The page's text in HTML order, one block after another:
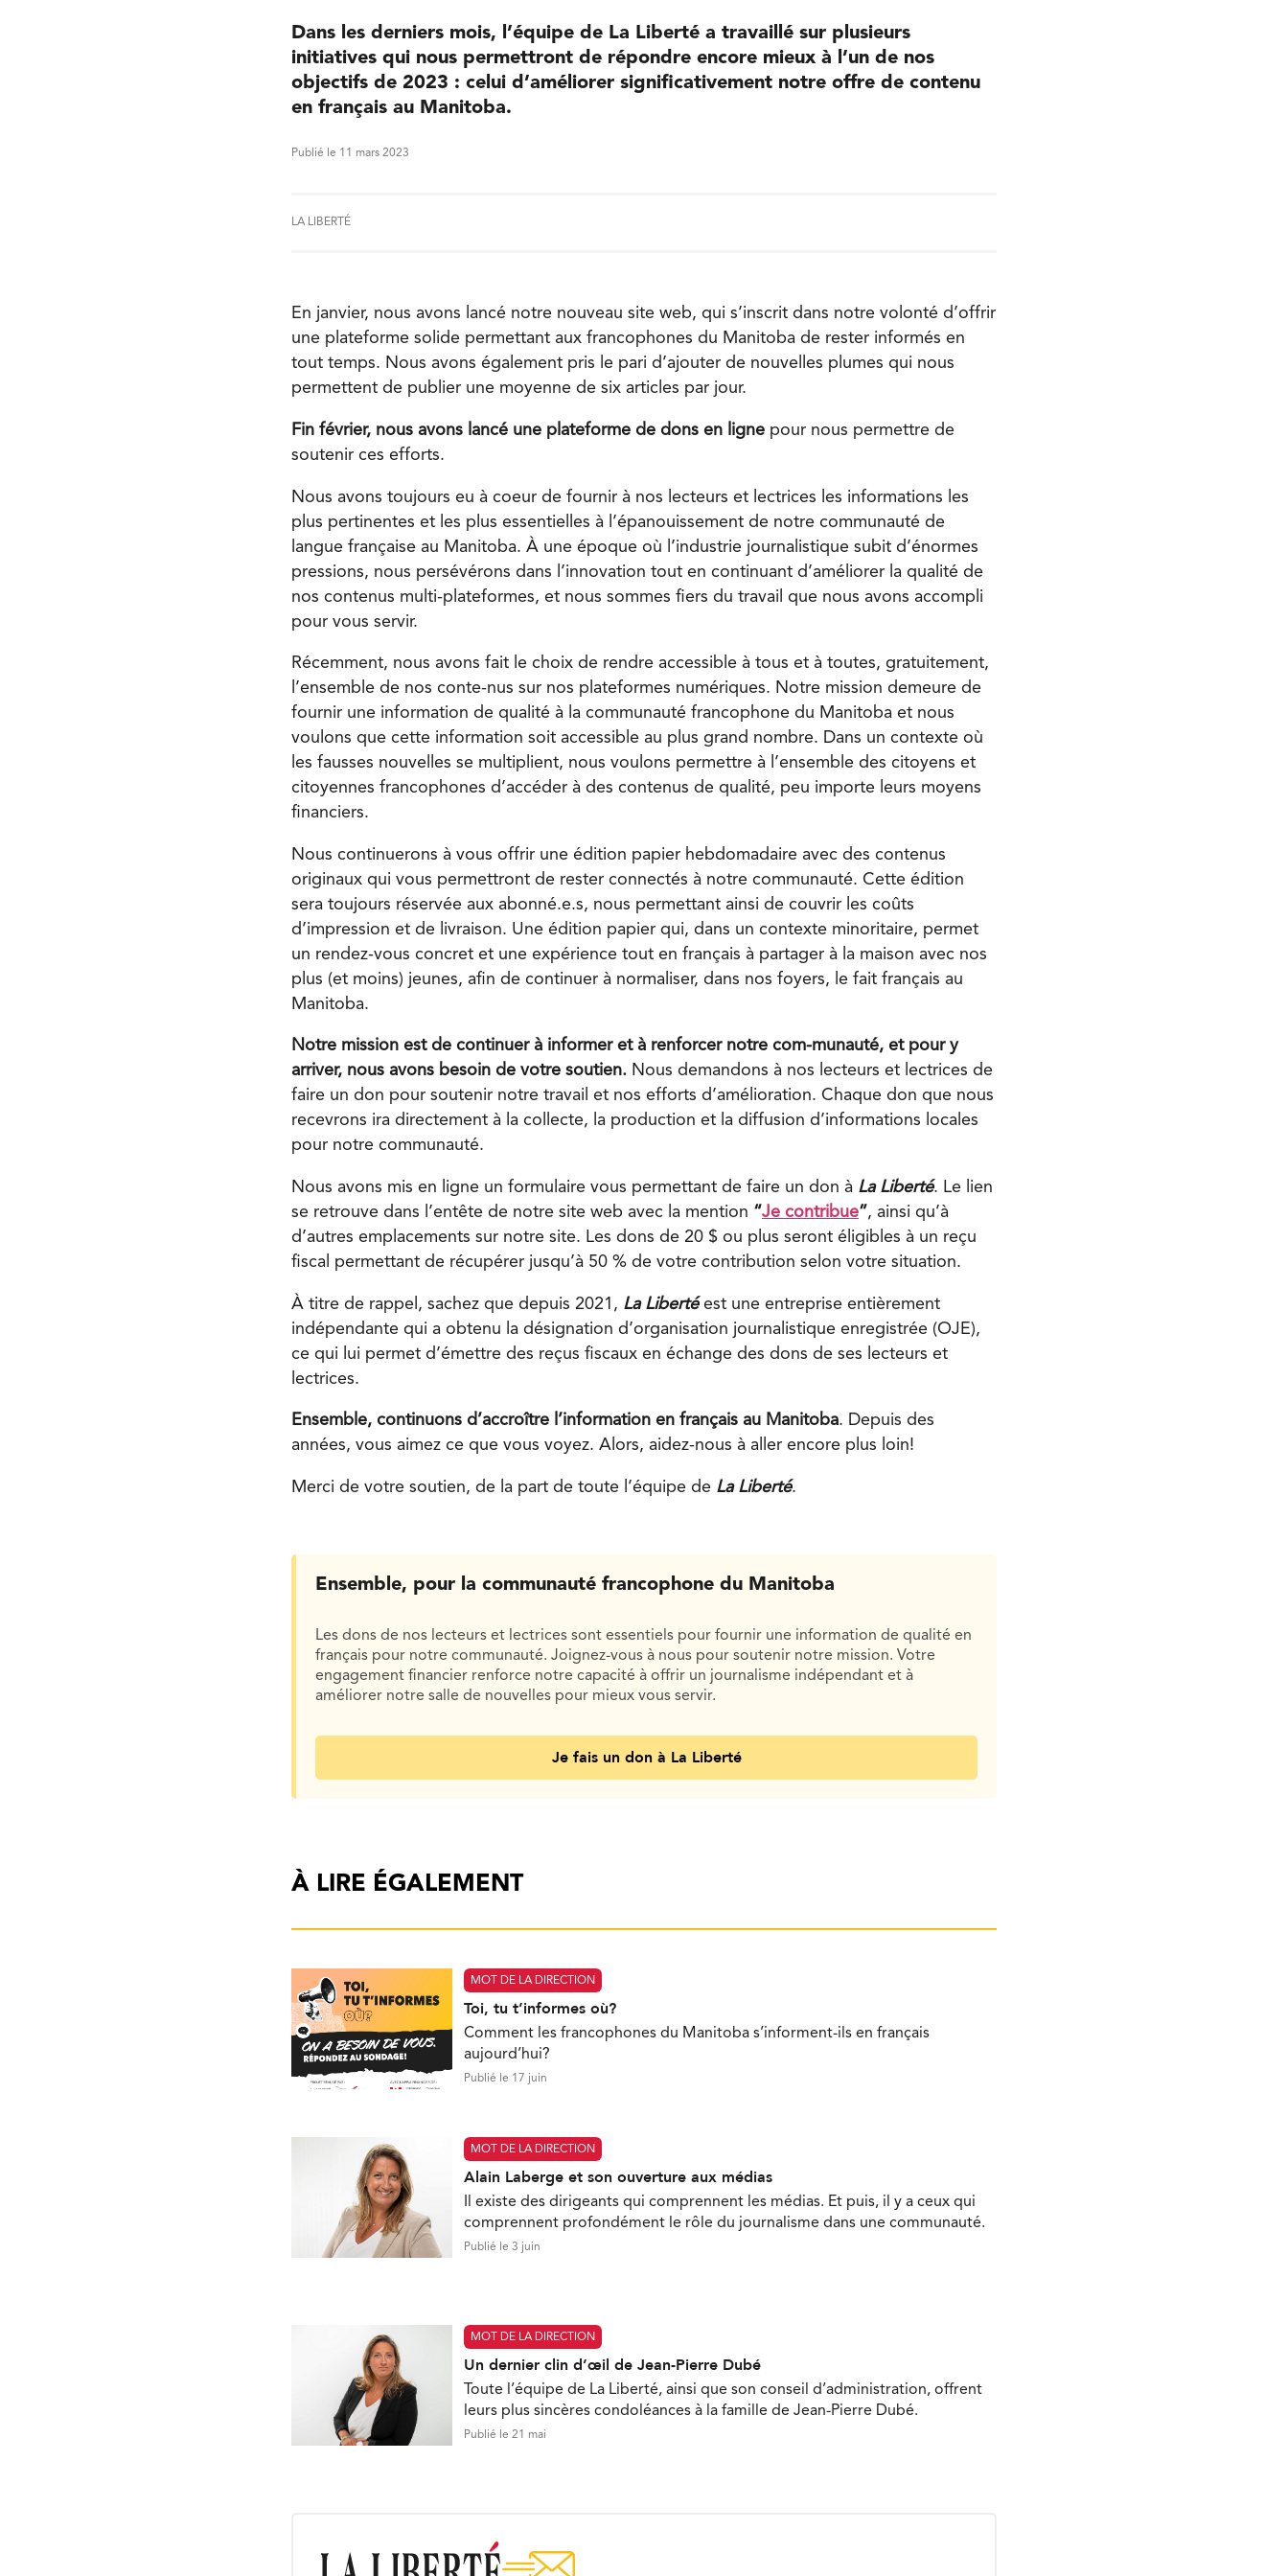
Dans les derniers mois, l’équipe de La Liberté a travaillé sur plusieurs
initiatives qui nous permettront de répondre encore mieux à l’un de nos
objectifs de 2023 : celui d’améliorer significativement notre offre de contenu
en français au Manitoba.
Publié le 11 mars 2023
LA LIBERTÉ
En janvier, nous avons lancé notre nouveau site web, qui s’inscrit dans notre volonté d’offrir
une plateforme solide permettant aux francophones du Manitoba de rester informés en
tout temps. Nous avons également pris le pari d’ajouter de nouvelles plumes qui nous
permettent de publier une moyenne de six articles par jour.
Fin février, nous avons lancé une plateforme de dons en ligne pour nous permettre de
soutenir ces efforts.
Nous avons toujours eu à coeur de fournir à nos lecteurs et lectrices les informations les
plus pertinentes et les plus essentielles à l’épanouissement de notre communauté de
langue française au Manitoba. À une époque où l’industrie journalistique subit d’énormes
pressions, nous persévérons dans l’innovation tout en continuant d’améliorer la qualité de
nos contenus multi-plateformes, et nous sommes fiers du travail que nous avons accompli
pour vous servir.
Récemment, nous avons fait le choix de rendre accessible à tous et à toutes, gratuitement,
l’ensemble de nos conte-nus sur nos plateformes numériques. Notre mission demeure de
fournir une information de qualité à la communauté francophone du Manitoba et nous
voulons que cette information soit accessible au plus grand nombre. Dans un contexte où
les fausses nouvelles se multiplient, nous voulons permettre à l’ensemble des citoyens et
citoyennes francophones d’accéder à des contenus de qualité, peu importe leurs moyens
financiers.
Nous continuerons à vous offrir une édition papier hebdomadaire avec des contenus
originaux qui vous permettront de rester connectés à notre communauté. Cette édition
sera toujours réservée aux abonné.e.s, nous permettant ainsi de couvrir les coûts
d’impression et de livraison. Une édition papier qui, dans un contexte minoritaire, permet
un rendez-vous concret et une expérience tout en français à partager à la maison avec nos
plus (et moins) jeunes, afin de continuer à normaliser, dans nos foyers, le fait français au
Manitoba.
Notre mission est de continuer à informer et à renforcer notre com-munauté, et pour y
arriver, nous avons besoin de votre soutien. Nous demandons à nos lecteurs et lectrices de
faire un don pour soutenir notre travail et nos efforts d’amélioration. Chaque don que nous
recevrons ira directement à la collecte, la production et la diffusion d’informations locales
pour notre communauté.
Nous avons mis en ligne un formulaire vous permettant de faire un don à La Liberté. Le lien
se retrouve dans l’entête de notre site web avec la mention “Je contribue”, ainsi qu’à
d’autres emplacements sur notre site. Les dons de 20 $ ou plus seront éligibles à un reçu
fiscal permettant de récupérer jusqu’à 50 % de votre contribution selon votre situation.
À titre de rappel, sachez que depuis 2021, La Liberté est une entreprise entièrement
indépendante qui a obtenu la désignation d’organisation journalistique enregistrée (OJE),
ce qui lui permet d’émettre des reçus fiscaux en échange des dons de ses lecteurs et
lectrices.
Ensemble, continuons d’accroître l’information en français au Manitoba. Depuis des
années, vous aimez ce que vous voyez. Alors, aidez-nous à aller encore plus loin!
Merci de votre soutien, de la part de toute l’équipe de La Liberté.
Ensemble, pour la communauté francophone du Manitoba
Les dons de nos lecteurs et lectrices sont essentiels pour fournir une information de qualité en
français pour notre communauté. Joignez-vous à nous pour soutenir notre mission. Votre
engagement financier renforce notre capacité à offrir un journalisme indépendant et à
améliorer notre salle de nouvelles pour mieux vous servir.
Je fais un don à La Liberté
À LIRE ÉGALEMENT
MOT DE LA DIRECTION
Toi, tu t’informes où?
Comment les francophones du Manitoba s’informent-ils en français
aujourd’hui?
Publié le 17 juin
MOT DE LA DIRECTION
Alain Laberge et son ouverture aux médias
Il existe des dirigeants qui comprennent les médias. Et puis, il y a ceux qui
comprennent profondément le rôle du journalisme dans une communauté.
Publié le 3 juin
MOT DE LA DIRECTION
Un dernier clin d’œil de Jean-Pierre Dubé
Toute l’équipe de La Liberté, ainsi que son conseil d’administration, offrent
leurs plus sincères condoléances à la famille de Jean-Pierre Dubé.
Publié le 21 mai